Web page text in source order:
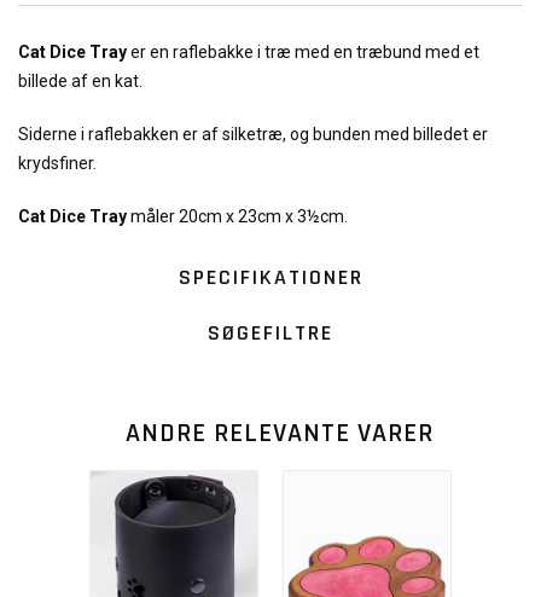
Cat Dice Trayer en raflebakke i træ med en træbund med et
billede af en kat.
Siderne i raflebakken er af silketræ, og bunden med billedet er
krydsfiner.
Cat Dice Traymåler 20cm x 23cm x 3½cm.
SPECIFIKATIONER
SØGEFILTRE
ANDRE RELEVANTE VARER